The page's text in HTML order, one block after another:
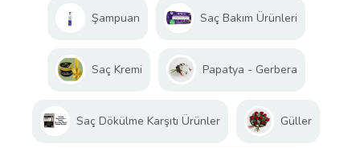
Şampuan Saç Bakım Ürünleri
Saç Kremi Papatya - Gerbera
Saç Dökülme Karşıtı Ürünler Güller